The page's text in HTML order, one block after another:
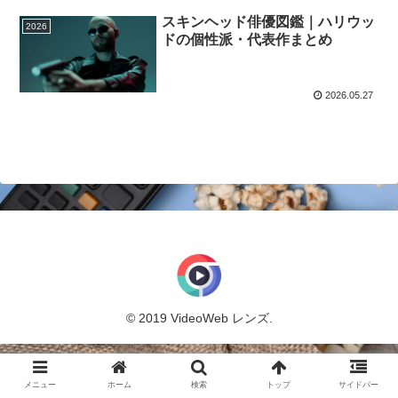
2026
スキンヘッド俳優図鑑｜ハリウッ
ドの個性派・代表作まとめ
2026.05.27
© 2019 VideoWeb レンズ.
メニュー ホーム 検索 トップ サイドバー